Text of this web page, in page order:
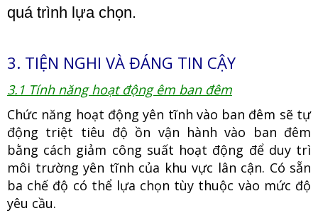
quá trình lựa chọn.
3. TIỆN NGHI VÀ ĐÁNG TIN CẬY
3.1 Tính năng hoạt động êm ban đêm
Chức năng hoạt động yên tĩnh vào ban đêm sẽ tự
động triệt tiêu độ ồn vận hành vào ban đêm
bằng cách giảm công suất hoạt động để duy trì
môi trường yên tĩnh của khu vực lân cận. Có sẵn
ba chế độ có thể lựa chọn tùy thuộc vào mức độ
yêu cầu.